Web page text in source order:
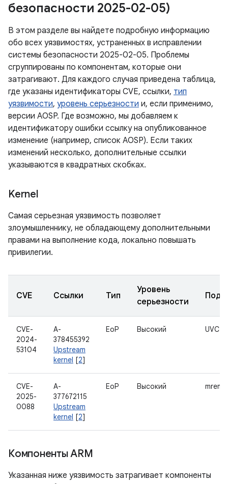
безопасности 2025-02-05)
В этом разделе вы найдете подробную информацию
обо всех уязвимостях, устраненных в исправлении
системы безопасности 2025-02-05. Проблемы
сгруппированы по компонентам, которые они
затрагивают. Для каждого случая приведена таблица,
где указаны идентификаторы CVE, ссылки, тип
уязвимости, уровень серьезности и, если применимо,
версии AOSP. Где возможно, мы добавляем к
идентификатору ошибки ссылку на опубликованное
изменение (например, список AOSP). Если таких
изменений несколько, дополнительные ссылки
указываются в квадратных скобках.
Kernel
Самая серьезная уязвимость позволяет
злоумышленнику, не обладающему дополнительными
правами на выполнение кода, локально повышать
привилегии.
CVE Ссылки Тип
Уровень
серьезности
CVE-
2024-
53104
A-
378455392
Upstream
kernel [2]
EoP Высокий UVC
CVE-
2025-
0088
A-
377672115
Upstream
kernel [2]
EoP Высокий
Компоненты ARM
Указанная ниже уязвимость затрагивает компоненты